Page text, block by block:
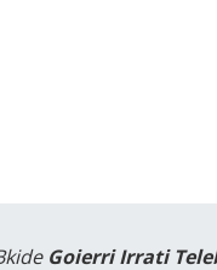
Goierri Irrati